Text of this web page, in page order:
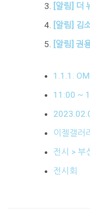
[알림] 더
[알림] 김
[알림] 권
1.1.1.
11:00 ~
이젤갤러
전시 > 부
전시회